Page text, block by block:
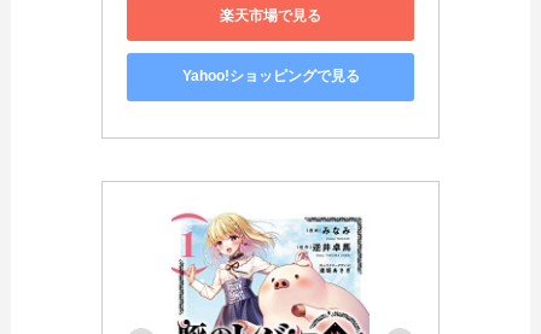
楽天市場で見る
Yahoo!ショッピングで見る